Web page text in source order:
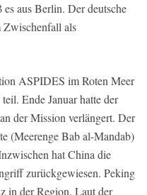
aus Berlin. Der deutsche
Zwischenfall als
ASPIDES im Roten Meer
Ende Januar hatte der
der Mission verlängert. Der
(Meerenge Bab al-Mandab)
hat China die
zurückgewiesen. Peking
in der Region. Laut der